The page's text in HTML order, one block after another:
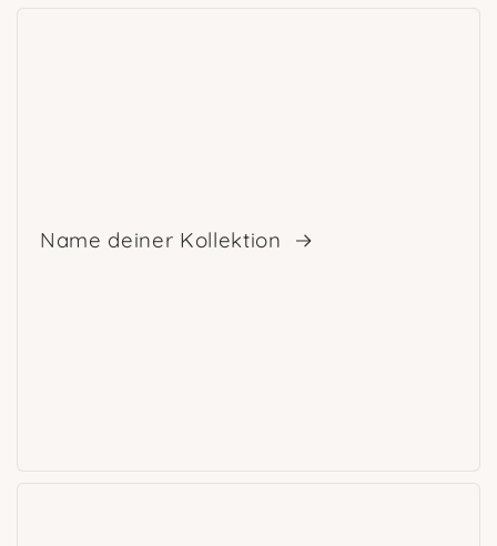
Name deiner Kollektion